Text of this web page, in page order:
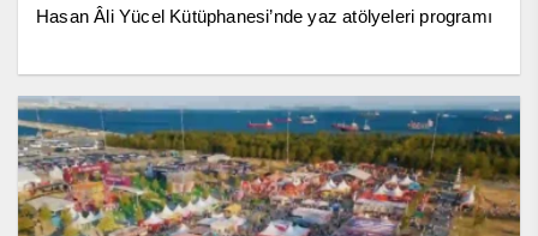
Hasan Âli Yücel Kütüphanesi’nde yaz atölyeleri programı